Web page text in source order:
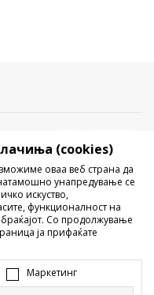
на содржината од
или целосно a се
содржини, ниту
да се објавуваат или да
согласност од БДС.МК
во описот на производот,
(cookies)
оваа веб страна да
унапредување се
искуство,
функционалност на
Со продолжување
ја прифаќате
Маркетинг